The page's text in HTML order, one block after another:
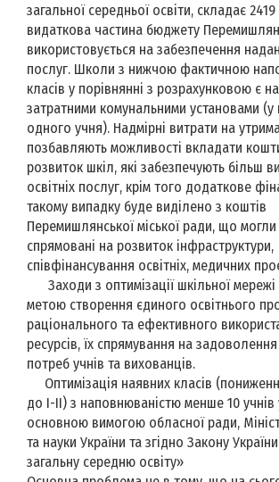
загальної середньої освіти, складає
видаткова частина бюджету
використовується на забезпечення
послуг. Школи з нижчою фактичною
класів у порівнянні з розрахунковою є
затратними комунальними установами (у
одного учня). Надмірні витрати на
позбавляють можливості вкладати
розвиток шкіл, які забезпечують більш
освітніх послуг, крім того додаткове
такому випадку буде виділено з коштів
Перемишлянської міської ради, що могли
спрямовані на розвиток інфраструктури,
співфінансування освітніх, медичних
Заходи з оптимізації шкільної
метою створення єдиного освітнього
раціонального та ефективного
ресурсів, їх спрямування на задоволення
потреб учнів та вихованців.
Оптимізація наявних класів
до І-ІІ) з наповнюваністю менше 10 учнів
основною вимогою обласної ради,
та науки України та згідно Закону
загальну середню освіту»